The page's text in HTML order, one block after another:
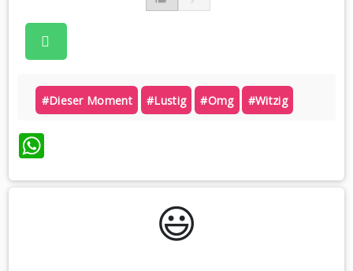
#dieser Moment #lustig #omg #witzig
WhatsApp
😃️